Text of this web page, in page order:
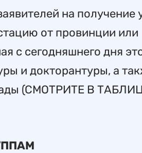
на получение
от провинции или
с сегодняшнего дня
и докторантуры, а
(СМОТРИТЕ В